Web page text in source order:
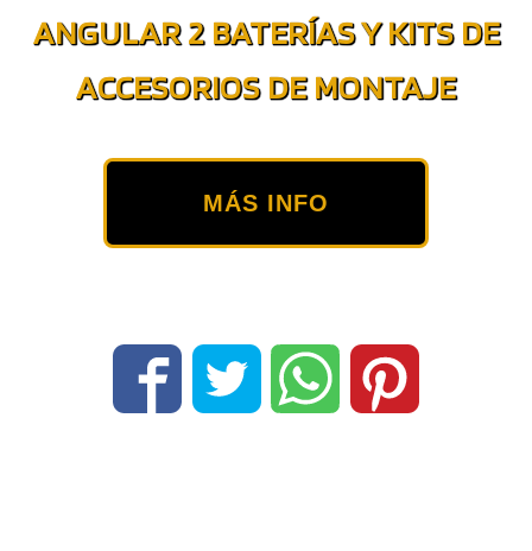
ANGULAR 2 BATERÍAS Y KITS DE
ACCESORIOS DE MONTAJE
MÁS INFO